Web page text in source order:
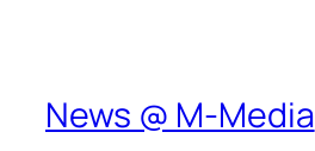
News @ M-Media